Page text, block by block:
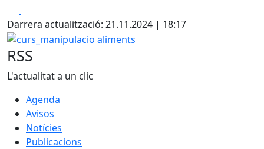
Darrera actualització: 21.11.2024 | 18:17
curs_manipulacio aliments
RSS
L'actualitat a un clic
Agenda
Avisos
Notícies
Publicacions